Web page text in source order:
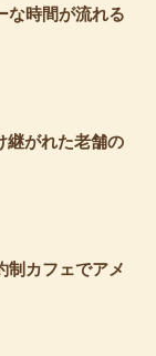
な時間が流れる
継がれた老舗の
カフェでアメ